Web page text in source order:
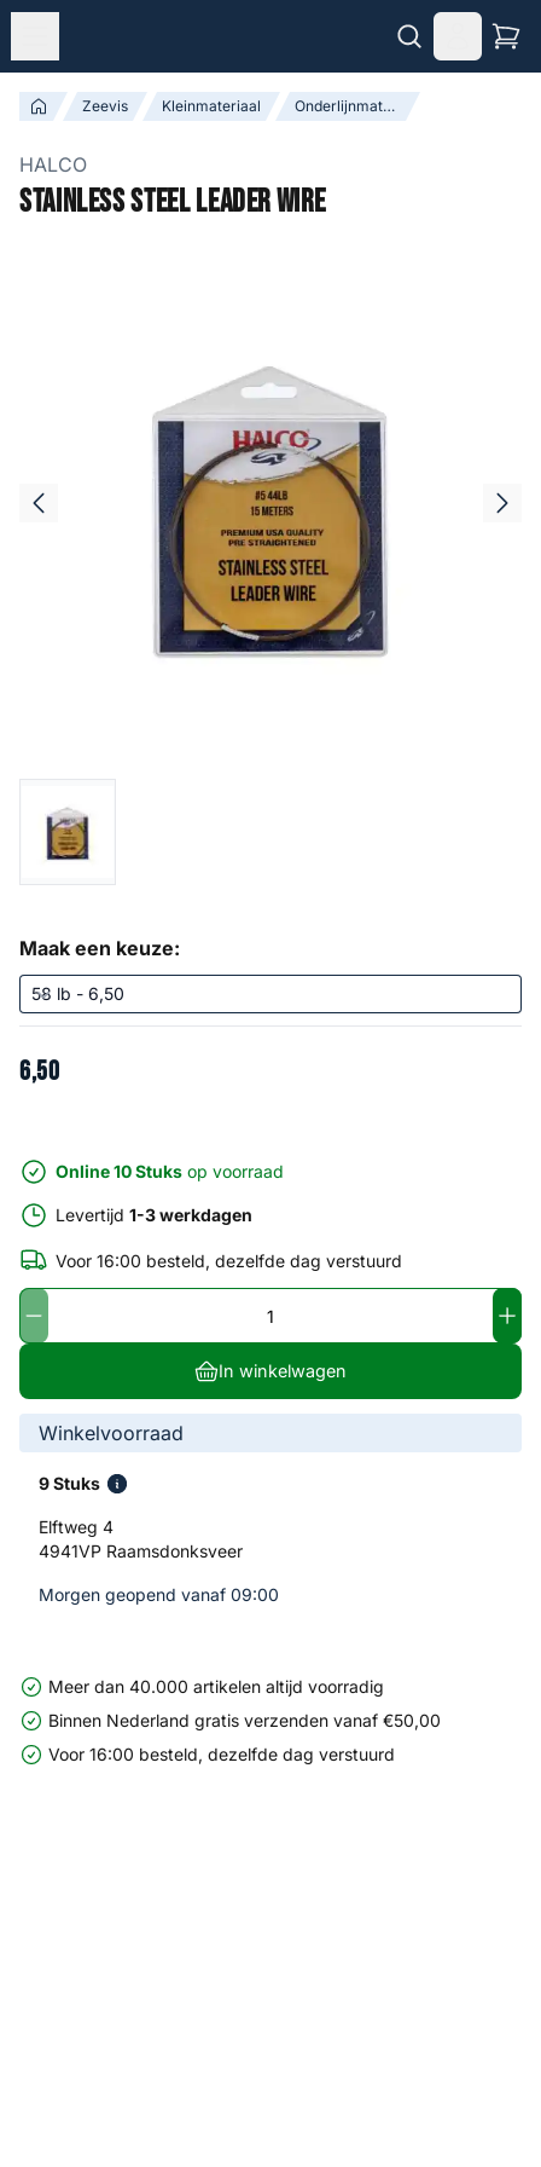
Zeevis Kleinmateriaal Onderlijnmateriaal & Toebehoren
HALCO
Stainless Steel Leader Wire
Maak een keuze:
6,50
Online 10 Stuks op voorraad
Levertijd 1-3 werkdagen
Voor 16:00 besteld, dezelfde dag verstuurd
In winkelwagen
Winkelvoorraad
9 Stuks
Elftweg 4
4941VP Raamsdonksveer
Morgen geopend vanaf 09:00
Meer dan 40.000 artikelen altijd voorradig
Binnen Nederland gratis verzenden vanaf €50,00
Voor 16:00 besteld, dezelfde dag verstuurd